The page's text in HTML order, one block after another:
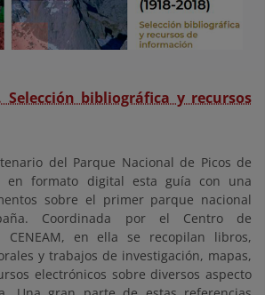
Selección bibliográfica y recursos
del Parque Nacional de Picos de
en formato digital esta guía con una
sobre el primer parque nacional
Coordinada por el Centro de
CENEAM, en ella se recopilan libros,
y trabajos de investigación, mapas,
electrónicos sobre diversos aspecto